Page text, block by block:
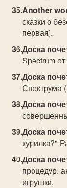
Another
сказки о
первая).
Доска
Spectrum
Доска
Спектрума
Доска
Доска
курилка?"
Доска
процедур,
игрушки.